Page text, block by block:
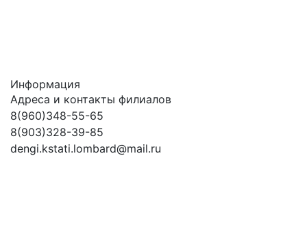
Информация
Адреса и контакты филиалов
8(960)348-55-65
8(903)328-39-85
dengi.kstati.lombard@mail.ru